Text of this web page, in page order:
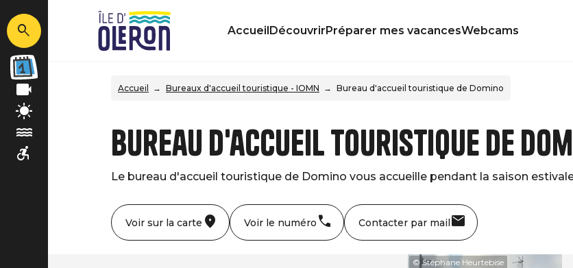
AccueilDécouvrirPréparer mes vacancesWebcams
Accueil Bureaux d'accueil touristique - IOMN Bureau d'accueil touristique de Domino
Bureau d'accueil touristique de
Le bureau d'accueil touristique de Domino vous accueille pendant la saison
Voir sur la carte Voir le numéro Contacter par mail
© Stéphane Heurtebise